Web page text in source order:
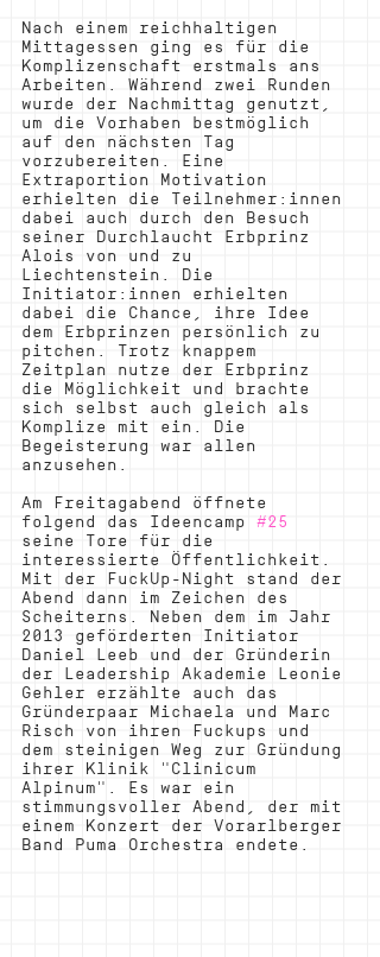
Nach einem reichhaltigen
Mittagessen ging es für die
Komplizenschaft erstmals ans
Arbeiten. Während zwei Runden
wurde der Nachmittag genutzt,
um die Vorhaben bestmöglich
auf den nächsten Tag
vorzubereiten. Eine
Extraportion Motivation
erhielten die Teilnehmer:innen
dabei auch durch den Besuch
seiner Durchlaucht Erbprinz
Alois von und zu
Liechtenstein. Die
Initiator:innen erhielten
dabei die Chance, ihre Idee
dem Erbprinzen persönlich zu
pitchen. Trotz knappem
Zeitplan nutze der Erbprinz
die Möglichkeit und brachte
sich selbst auch gleich als
Komplize mit ein. Die
Begeisterung war allen
anzusehen.
Am Freitagabend öffnete
folgend das Ideencamp #25
seine Tore für die
interessierte Öffentlichkeit.
Mit der FuckUp-Night stand der
Abend dann im Zeichen des
Scheiterns. Neben dem im Jahr
2013 geförderten Initiator
Daniel Leeb und der Gründerin
der Leadership Akademie Leonie
Gehler erzählte auch das
Gründerpaar Michaela und Marc
Risch von ihren Fuckups und
dem steinigen Weg zur Gründung
ihrer Klinik "Clinicum
Alpinum". Es war ein
stimmungsvoller Abend, der mit
einem Konzert der Vorarlberger
Band Puma Orchestra endete.